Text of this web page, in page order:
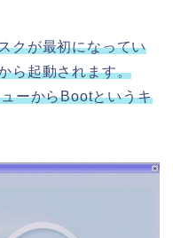
クが最初になってい
ら起動されます。
ーからBootというキ